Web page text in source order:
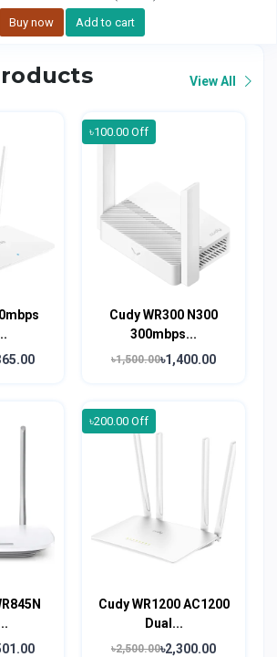
Buy now Add to cart
View All
৳100.00 Off
Cudy WR300 N300
300mbps...
৳1,500.00৳1,400.00
৳200.00 Off
Cudy WR1200 AC1200
Dual...
৳2,500.00৳2,300.00